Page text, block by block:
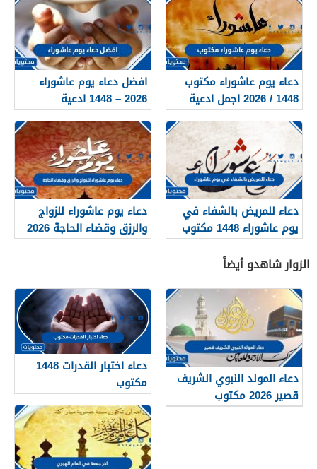
دعاء يوم عاشوراء مكتوب
1448 / 2026 اجمل ادعية
صيام عاشوراء
افضل دعاء يوم عاشوراء
2026 – 1448 ادعية
مستجابة مكتوبة
دعاء للمريض بالشفاء في
يوم عاشوراء 1448 مكتوب
كامل
دعاء يوم عاشوراء للزواج
والرزق وقضاء الحاجة 2026
الزوار شاهدو أيضاً
دعاء المولد النبوي الشريف
قصير 2026 مكتوب
دعاء اختبار القدرات 1448
مكتوب